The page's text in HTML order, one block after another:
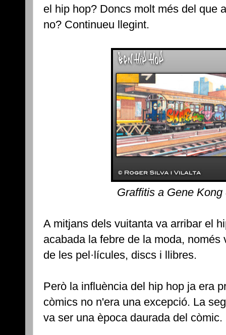
el hip hop? Doncs molt més del que
no? Continueu llegint.
Graffitis a Gene
A mitjans dels vuitanta va arribar el
acabada la febre de la moda,
de les pel·lícules, discs i llibres.
Però la influència del hip hop ja era
còmics no n'era una excepció. La
va ser una època daurada del còmic.